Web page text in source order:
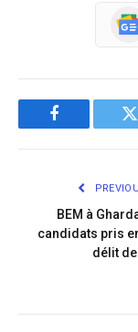
Facebook
BEM à
candidats pris
délit